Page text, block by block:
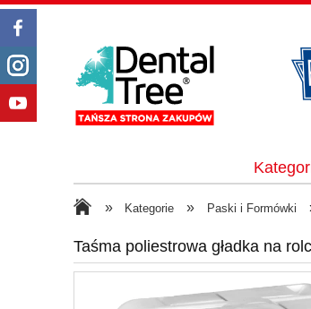
» Kategorie » Paski i Formówki
Taśma poliestrowa gładka na